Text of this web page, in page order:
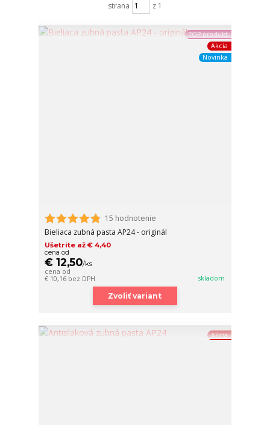
strana
z 1
TOP produkt
Akcia
Novinka
15 hodnotenie
Bieliaca zubná pasta AP24 - originál
Ušetríte až € 4,40
cena od
€ 12,50/ks
cena od
€ 10,16 bez DPH skladom
Zvoliť variant
Akcia